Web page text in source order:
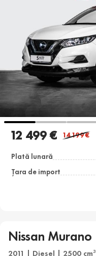
12 499 € 14 199€
Plată lunară
Țara de import
Nissan Murano
2011 | Diesel | 2500 cm3